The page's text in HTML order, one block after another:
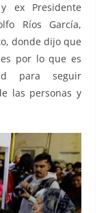
ex Presidente
Ríos García,
donde dijo que
por lo que es
para seguir
las personas y